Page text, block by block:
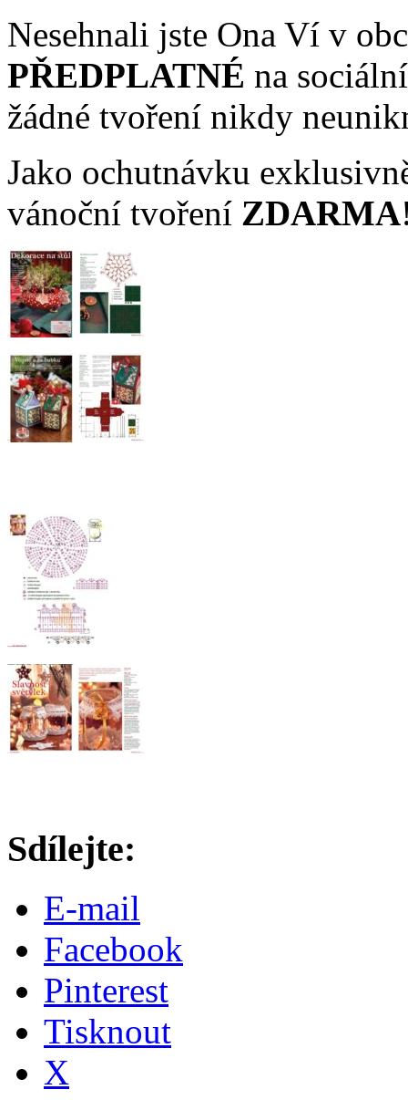
Nesehnali jste Ona Ví v
PŘEDPLATNÉ na
žádné tvoření nikdy
Jako ochutnávku
vánoční tvoření ZDARMA
Sdílejte:
E-mail
Facebook
Pinterest
Tisknout
X